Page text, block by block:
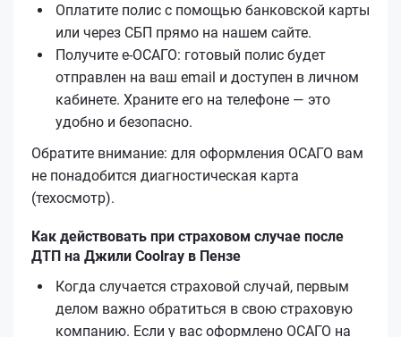
Оплатите полис с помощью банковской карты
или через СБП прямо на нашем сайте.
Получите е‑ОСАГО: готовый полис будет
отправлен на ваш email и доступен в личном
кабинете. Храните его на телефоне — это
удобно и безопасно.
Обратите внимание: для оформления ОСАГО вам
не понадобится диагностическая карта
(техосмотр).
Как действовать при страховом случае после
ДТП на Джили Coolray в Пензе
Когда случается страховой случай, первым
делом важно обратиться в свою страховую
компанию. Если у вас оформлено ОСАГО на